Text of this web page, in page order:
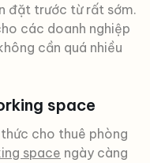
đặt trước từ rất sớm.
các doanh nghiệp
cần quá nhiều
space
cho thuê phòng
space ngày càng